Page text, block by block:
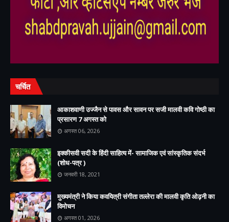
चर्चित
आकाशवाणी उज्जैन से पावस और सावन पर सजी मालवी कवि गोष्ठी का
प्रसारण 7 अगस्त को
अगस्त 06, 2026
इक्कीसवी सदी के हिंदी साहित्य में- सामाजिक एवं सांस्कृतिक संदर्भ
(शोध-पत्र )
जनवरी 18, 2021
मुख्यमंत्री ने किया कवयित्री संगीता तल्लेरा की मालवी कृति ओढ़नी का
विमोचन
अगस्त 01, 2026